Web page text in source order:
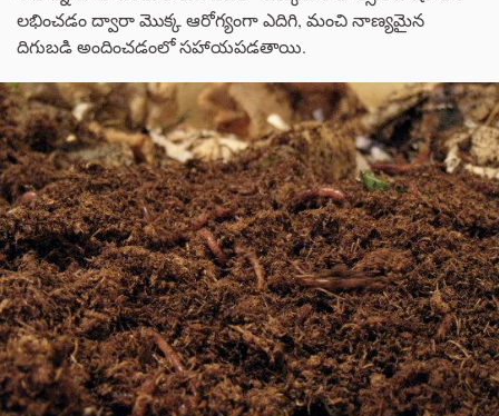
లభించడం ద్వారా మొక్క ఆరోగ్యంగా ఎదిగి, మంచి నాణ్యమైన
దిగుబడి అందించడంలో సహాయపడతాయి.